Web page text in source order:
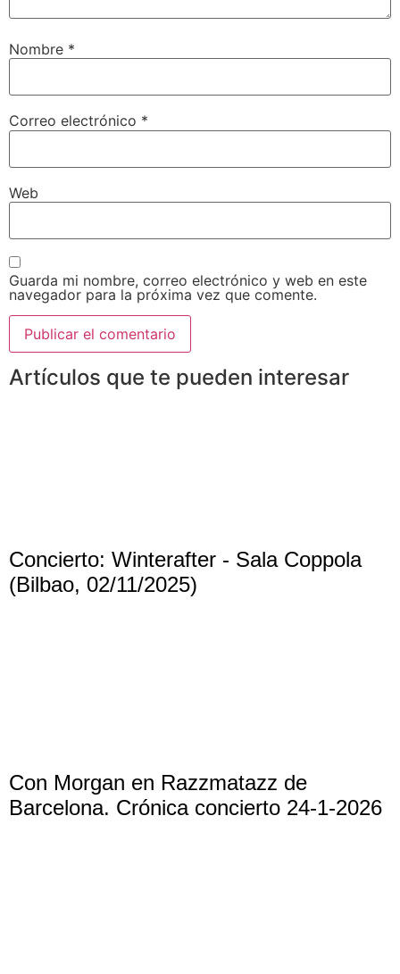
Nombre *
Correo electrónico *
Web
Guarda mi nombre, correo electrónico y web en este
navegador para la próxima vez que comente.
Artículos que te pueden interesar
Concierto: Winterafter - Sala Coppola
(Bilbao, 02/11/2025)
Con Morgan en Razzmatazz de
Barcelona. Crónica concierto 24-1-2026